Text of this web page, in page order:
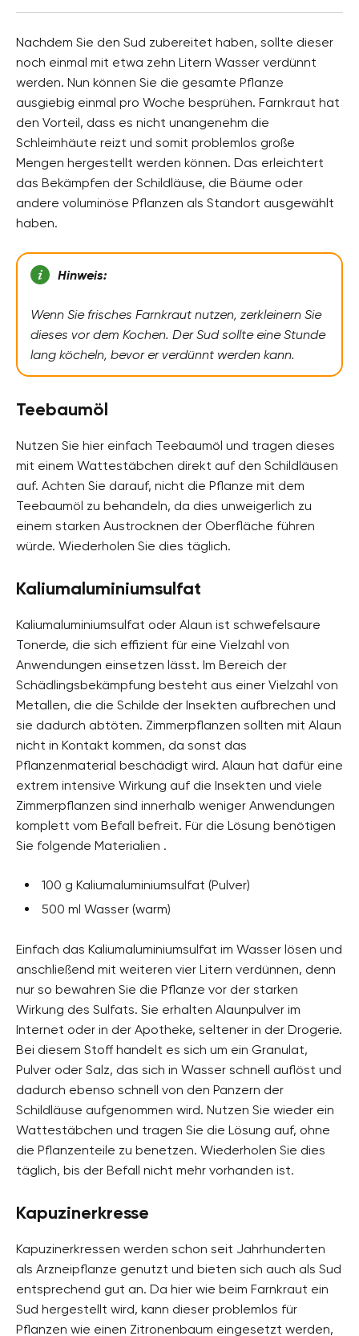
Nachdem Sie den Sud zubereitet haben, sollte dieser
noch einmal mit etwa zehn Litern Wasser verdünnt
werden. Nun können Sie die gesamte Pflanze
ausgiebig einmal pro Woche besprühen. Farnkraut hat
den Vorteil, dass es nicht unangenehm die
Schleimhäute reizt und somit problemlos große
Mengen hergestellt werden können. Das erleichtert
das Bekämpfen der Schildläuse, die Bäume oder
andere voluminöse Pflanzen als Standort ausgewählt
haben.
Hinweis:
Wenn Sie frisches Farnkraut nutzen, zerkleinern Sie
dieses vor dem Kochen. Der Sud sollte eine Stunde
lang köcheln, bevor er verdünnt werden kann.
Teebaumöl
Nutzen Sie hier einfach Teebaumöl und tragen dieses
mit einem Wattestäbchen direkt auf den Schildläusen
auf. Achten Sie darauf, nicht die Pflanze mit dem
Teebaumöl zu behandeln, da dies unweigerlich zu
einem starken Austrocknen der Oberfläche führen
würde. Wiederholen Sie dies täglich.
Kaliumaluminiumsulfat
Kaliumaluminiumsulfat oder Alaun ist schwefelsaure
Tonerde, die sich effizient für eine Vielzahl von
Anwendungen einsetzen lässt. Im Bereich der
Schädlingsbekämpfung besteht aus einer Vielzahl von
Metallen, die die Schilde der Insekten aufbrechen und
sie dadurch abtöten. Zimmerpflanzen sollten mit Alaun
nicht in Kontakt kommen, da sonst das
Pflanzenmaterial beschädigt wird. Alaun hat dafür eine
extrem intensive Wirkung auf die Insekten und viele
Zimmerpflanzen sind innerhalb weniger Anwendungen
komplett vom Befall befreit. Für die Lösung benötigen
Sie folgende Materialien .
100 g Kaliumaluminiumsulfat (Pulver)
500 ml Wasser (warm)
Einfach das Kaliumaluminiumsulfat im Wasser lösen und
anschließend mit weiteren vier Litern verdünnen, denn
nur so bewahren Sie die Pflanze vor der starken
Wirkung des Sulfats. Sie erhalten Alaunpulver im
Internet oder in der Apotheke, seltener in der Drogerie.
Bei diesem Stoff handelt es sich um ein Granulat,
Pulver oder Salz, das sich in Wasser schnell auflöst und
dadurch ebenso schnell von den Panzern der
Schildläuse aufgenommen wird. Nutzen Sie wieder ein
Wattestäbchen und tragen Sie die Lösung auf, ohne
die Pflanzenteile zu benetzen. Wiederholen Sie dies
täglich, bis der Befall nicht mehr vorhanden ist.
Kapuzinerkresse
Kapuzinerkressen werden schon seit Jahrhunderten
als Arzneipflanze genutzt und bieten sich auch als Sud
entsprechend gut an. Da hier wie beim Farnkraut ein
Sud hergestellt wird, kann dieser problemlos für
Pflanzen wie einen Zitronenbaum eingesetzt werden,